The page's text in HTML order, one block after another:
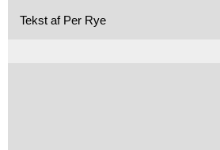
Tekst af Per Rye